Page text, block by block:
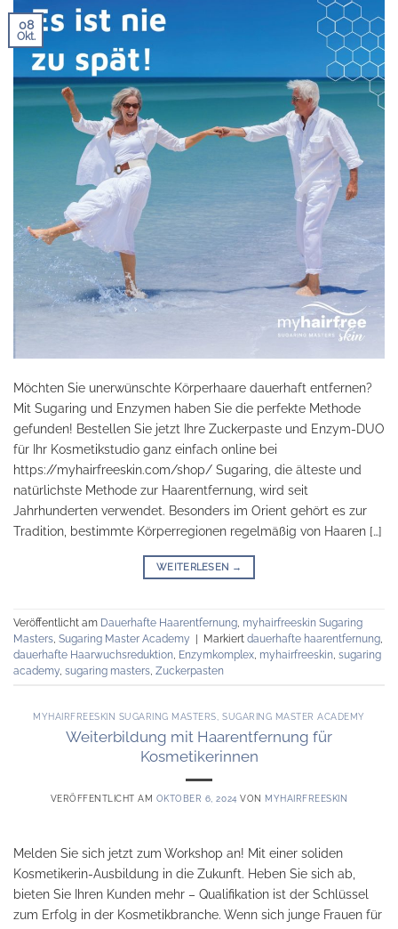
08
Okt.
Möchten Sie unerwünschte Körperhaare dauerhaft entfernen?
Mit Sugaring und Enzymen haben Sie die perfekte Methode
gefunden! Bestellen Sie jetzt Ihre Zuckerpaste und Enzym-DUO
für Ihr Kosmetikstudio ganz einfach online bei
https://myhairfreeskin.com/shop/ Sugaring, die älteste und
natürlichste Methode zur Haarentfernung, wird seit
Jahrhunderten verwendet. Besonders im Orient gehört es zur
Tradition, bestimmte Körperregionen regelmäßig von Haaren […]
WEITERLESEN →
Veröffentlicht am Dauerhafte Haarentfernung myhairfreeskin Sugaring
Masters Sugaring Master Academy | Markiert dauerhafte haarentfernung
dauerhafte Haarwuchsreduktion Enzymkomplex myhairfreeskin sugaring
academy sugaring masters Zuckerpasten
MYHAIRFREESKIN SUGARING MASTERS,SUGARING MASTER ACADEMY
Weiterbildung mit Haarentfernung für
Kosmetikerinnen
VERÖFFENTLICHT AM OKTOBER 6, 2024 VON MYHAIRFREESKIN
Melden Sie sich jetzt zum Workshop an! Mit einer soliden
Kosmetikerin-Ausbildung in die Zukunft. Heben Sie sich ab,
bieten Sie Ihren Kunden mehr – Qualifikation ist der Schlüssel
zum Erfolg in der Kosmetikbranche. Wenn sich junge Frauen für